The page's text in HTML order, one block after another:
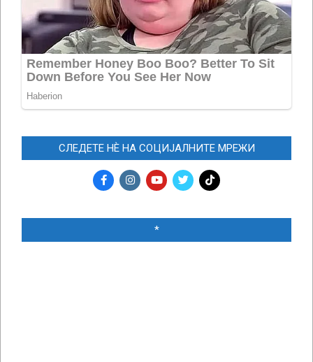
СЛЕДЕТЕ НЀ НА СОЦИЈАЛНИТЕ МРЕЖИ
*